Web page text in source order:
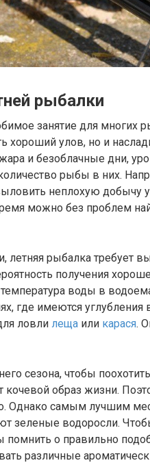
рыбалки
занятие для многих
хороший улов, но и
и безоблачные дни,
рыбы в них.
неплохую добычу
можно без проблем
летняя рыбалка требует
получения
температура воды в
где имеются углубления
ловли леща или карася.
сезона, чтобы
образ жизни.
Однако самым лучшим
зеленые водоросли.
о правильно
различные